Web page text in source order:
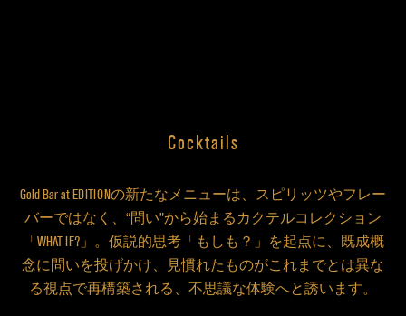
Cocktails
Gold Bar at EDITIONの新たなメニューは、スピリッツやフレー
バーではなく、“問い”から始まるカクテルコレクション
「WHAT IF?」。仮説的思考「もしも？」を起点に、既成概
念に問いを投げかけ、見慣れたものがこれまでとは異な
る視点で再構築される、不思議な体験へと誘います。